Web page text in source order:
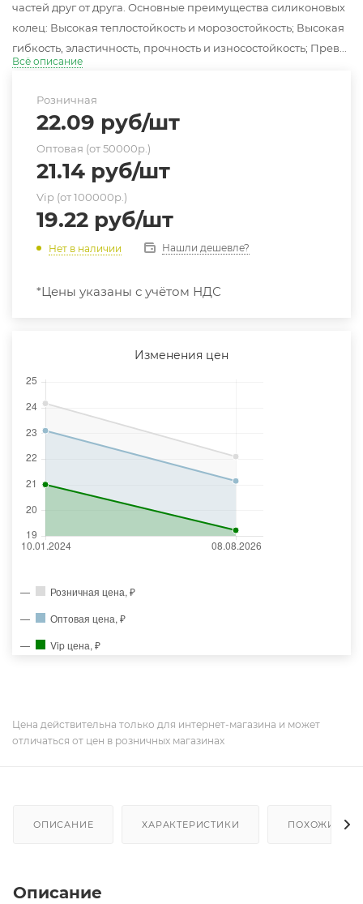
частей друг от друга. Основные преимущества силиконовых
колец: Высокая теплостойкость и морозостойкость; Высокая
гибкость, эластичность, прочность и износостойкость; Прев...
Всё описание
Розничная
22.09 руб/шт
Оптовая (от 50000р.)
21.14 руб/шт
Vip (от 100000р.)
19.22 руб/шт
Нет в наличии Нашли дешевле?
*Цены указаны с учётом НДС
Изменения цен
Розничная цена, ₽
Оптовая цена, ₽
Vip цена, ₽
Цена действительна только для интернет-магазина и может
отличаться от цен в розничных магазинах
ОПИСАНИЕ ХАРАКТЕРИСТИКИ ПОХОЖИЕ
Описание